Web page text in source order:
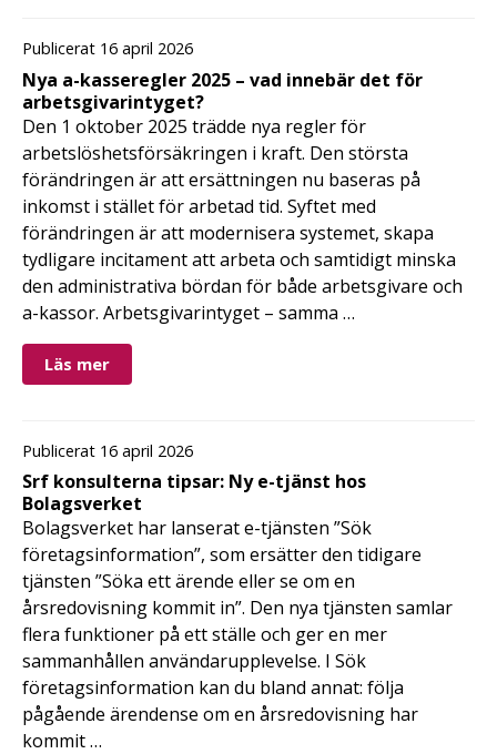
Publicerat 16 april 2026
Nya a-kasseregler 2025 – vad innebär det för
arbetsgivarintyget?
Den 1 oktober 2025 trädde nya regler för
arbetslöshetsförsäkringen i kraft. Den största
förändringen är att ersättningen nu baseras på
inkomst i stället för arbetad tid. Syftet med
förändringen är att modernisera systemet, skapa
tydligare incitament att arbeta och samtidigt minska
den administrativa bördan för både arbetsgivare och
a-kassor. Arbetsgivarintyget – samma …
Läs mer
Publicerat 16 april 2026
Srf konsulterna tipsar: Ny e-tjänst hos
Bolagsverket
Bolagsverket har lanserat e-tjänsten ”Sök
företagsinformation”, som ersätter den tidigare
tjänsten ”Söka ett ärende eller se om en
årsredovisning kommit in”. Den nya tjänsten samlar
flera funktioner på ett ställe och ger en mer
sammanhållen användarupplevelse. I Sök
företagsinformation kan du bland annat: följa
pågående ärendense om en årsredovisning har
kommit …